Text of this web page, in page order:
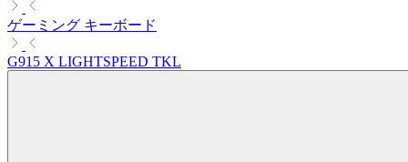
ゲーミング キーボード
G915 X LIGHTSPEED TKL